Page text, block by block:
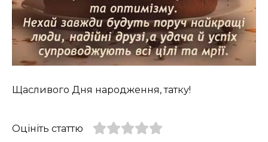
Щасливого Дня народження, татку!
Оцініть статтю